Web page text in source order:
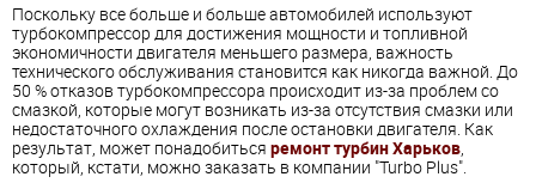
Поскольку все больше и больше автомобилей используют
турбокомпрессор для достижения мощности и топливной
экономичности двигателя меньшего размера, важность
технического обслуживания становится как никогда важной. До
50 % отказов турбокомпрессора происходит из-за проблемсо
смазкой, которые могут возникать из-за отсутствия смазки или
недостаточного охлаждения после остановки двигателя. Как
результат, может понадобиться ремонт турбин Харьков,
который, кстати, можно заказать в компании "Turbo Plus".